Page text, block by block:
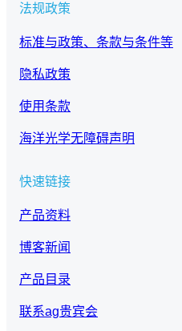
法规政策
标准与政策、条款与条件等
隐私政策
使用条款
海洋光学无障碍声明
快速链接
产品资料
博客新闻
产品目录
联系ag贵宾会